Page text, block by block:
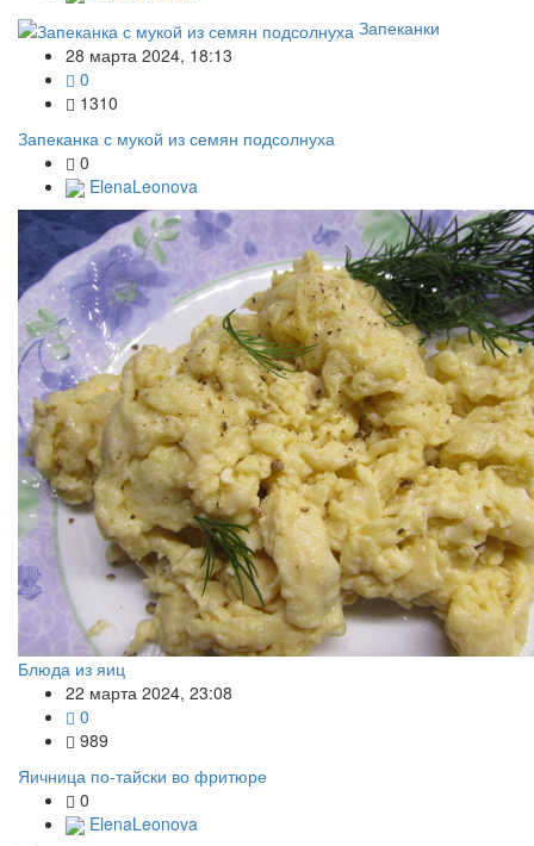
Запеканки
28 марта 2024, 18:13
0
1310
Запеканка с мукой из семян подсолнуха
0
ElenaLeonova
Блюда из яиц
22 марта 2024, 23:08
0
989
Яичница по-тайски во фритюре
0
ElenaLeonova